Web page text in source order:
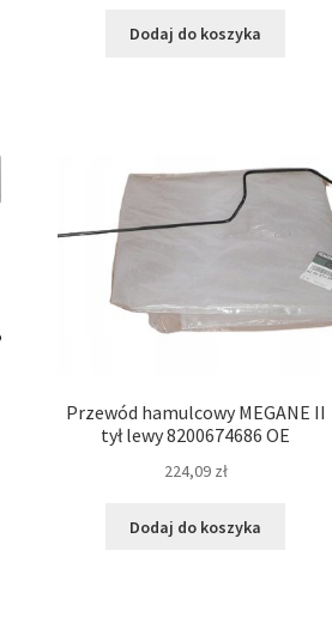
Dodaj do koszyka
Przewód hamulcowy MEGANE II
tył lewy 8200674686 OE
224,09 zł
Dodaj do koszyka